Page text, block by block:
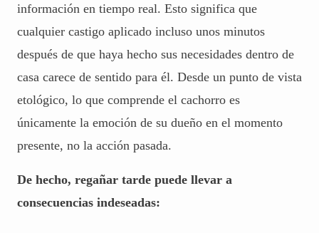
información en tiempo real. Esto significa que
cualquier castigo aplicado incluso unos minutos
después de que haya hecho sus necesidades dentro de
casa carece de sentido para él. Desde un punto de vista
etológico, lo que comprende el cachorro es
únicamente la emoción de su dueño en el momento
presente, no la acción pasada.
De hecho, regañar tarde puede llevar a
consecuencias indeseadas: